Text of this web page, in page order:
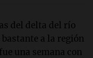
del delta del río
a la región
una semana con